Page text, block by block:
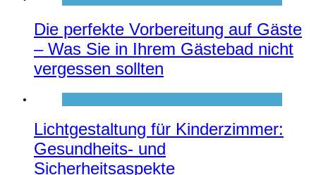
Die perfekte Vorbereitung auf Gäste
– Was Sie in Ihrem Gästebad nicht
vergessen sollten
Lichtgestaltung für Kinderzimmer:
Gesundheits- und
Sicherheitsaspekte